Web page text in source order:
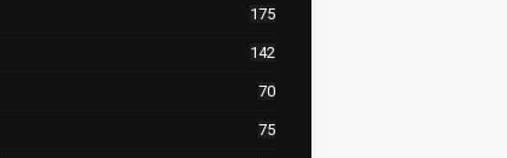
175
142
70
75